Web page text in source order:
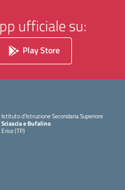
ufficiale su:
Play Store
Istituto d'Istruzione Secondaria Superiore
Sciascia e Bufalino
Erice (TP)